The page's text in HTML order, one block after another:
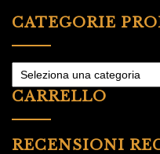
CATEGORIE
CARRELLO
RECENSIONI